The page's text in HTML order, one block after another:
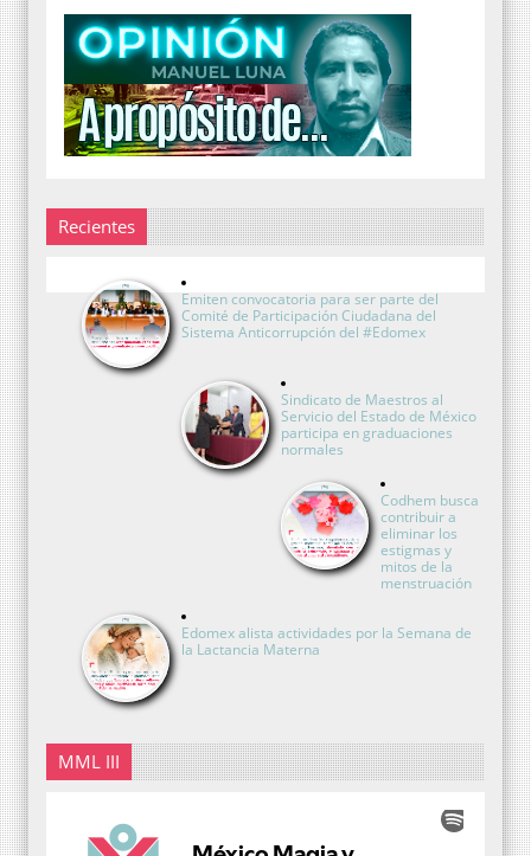
Recientes
Emiten convocatoria para ser parte del
Comité de Participación Ciudadana del
Sistema Anticorrupción del #Edomex
Sindicato de Maestros al
Servicio del Estado de México
participa en graduaciones
normales
Codhem busca
contribuir a
eliminar los
estigmas y
mitos de la
menstruación
Edomex alista actividades por la Semana de
la Lactancia Materna
MML III